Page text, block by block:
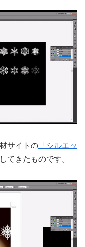
サイトの 「シルエッ
てきたものです。